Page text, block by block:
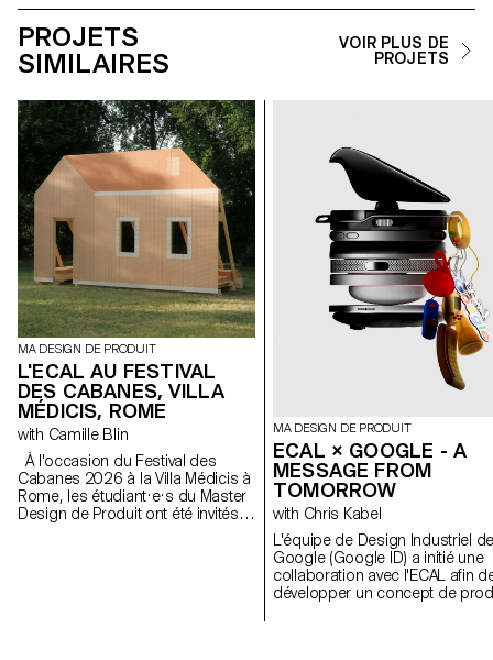
PROJETS
SIMILAIRES
VOIR PLUS DE
PROJETS
MA DESIGN DE PRODUIT
L'ECAL AU FESTIVAL
DES CABANES, VILLA
MÉDICIS, ROME
with Camille Blin
À l'occasion du Festival des
Cabanes 2026 à la Villa Médicis à
Rome, les étudiant·e·s du Master
Design de Produit ont été invités à
MA DESIGN DE PRODUIT
ECAL × GOOGLE - A
MESSAGE FROM
TOMORROW
with Chris Kabel
L'équipe de Design Industriel
Google (Google ID) a initié une
collaboration avec l'ECAL afin
développer un concept de